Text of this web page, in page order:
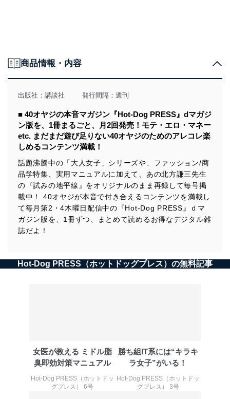
商品情報・内容
出版社： 講談社 発行間隔：週刊
■ 40オヤジの本音マガジン『Hot-Dog PRESS』dマガジ
ン版を、1冊まるごと、月2回発売！モテ・エロ・マネー
etc. まだまだ遊び足りない40オヤジのためのアレコレ楽
しめるコンテンツ満載！
話題沸騰中の「大人女子」シリーズや、ファッション/商
品学特集、実用マニュアルに加えて、あの北方謙三先生
の『試みの地平線』をオリジナルのまま再録して毎号掲
載中！ 40オヤジが本音で付き合えるコンテンツを満載し
て毎月第2・4木曜日配信中の『Hot-Dog PRESS』ｄマ
ガジン版を、1冊ずつ、まとめて読めるお得なデジタル雑
誌だよ！
Hot-Dog PRESS（ホットドッグプレス）の無料記事
女医が教える ミドル脂
臭即効対策マニュアル
Hot-Dog PRESS（ホットドッ
グプレス） 6号
勝ち組IT系には“キラキ
ラ女子”がいる！
Hot-Dog PRESS（ホットドッ
グプレス） 3号